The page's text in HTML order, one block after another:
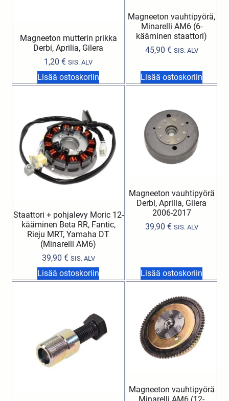
Magneeton mutterin prikka
Derbi, Aprilia, Gilera
1,20€ SIS. ALV
Lisää ostoskoriin
Magneeton vauhtipyörä,
Minarelli AM6 (6-
kääminen staattori)
45,90 € SIS. ALV
Lisää ostoskoriin
Staattori + pohjalevy Moric 12-
kääminen Beta RR, Fantic,
Rieju MRT, Yamaha DT
(Minarelli AM6)
39,90 € SIS. ALV
Lisää ostoskoriin
Magneeton vauhtipyörä
Derbi, Aprilia, Gilera
2006-2017
39,90 € SIS. ALV
Lisää ostoskoriin
Magneeton vauhtipyörä
Minarelli AM6 (12-